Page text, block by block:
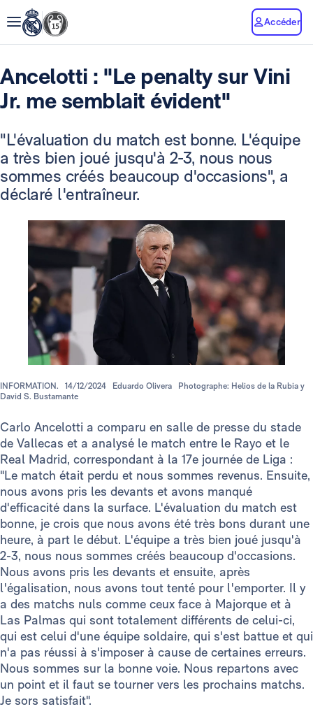
Accéder
Ancelotti : "Le penalty sur Vini
Jr. me semblait évident"
"L'évaluation du match est bonne. L'équipe
a très bien joué jusqu'à 2-3, nous nous
sommes créés beaucoup d'occasions", a
déclaré l'entraîneur.
INFORMATION. 14/12/2024 Eduardo Olivera
Photographe: Helios de la Rubia y
David S. Bustamante
Carlo Ancelotti a comparu en salle de presse du stade
de Vallecas et a analysé le match entre le Rayo et le
Real Madrid, correspondant à la 17e journée de Liga :
"Le match était perdu et nous sommes revenus. Ensuite,
nous avons pris les devants et avons manqué
d'efficacité dans la surface. L'évaluation du match est
bonne, je crois que nous avons été très bons durant une
heure, à part le début. L'équipe a très bien joué jusqu'à
2-3, nous nous sommes créés beaucoup d'occasions.
Nous avons pris les devants et ensuite, après
l'égalisation, nous avons tout tenté pour l'emporter. Il y
a des matchs nuls comme ceux face à Majorque et à
Las Palmas qui sont totalement différents de celui-ci,
qui est celui d'une équipe soldaire, qui s'est battue et qui
n'a pas réussi à s'imposer à cause de certaines erreurs.
Nous sommes sur la bonne voie. Nous repartons avec
un point et il faut se tourner vers les prochains matchs.
Je sors satisfait".